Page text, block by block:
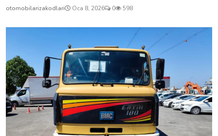
otomobilarizakodlari Oca 8, 2026 0 598